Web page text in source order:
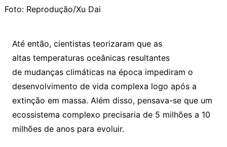
Foto: Reprodução/Xu Dai
Até então, cientistas teorizaram que as
altas temperaturas oceânicas resultantes
de mudanças climáticas na época impediram o
desenvolvimento de vida complexa logo após a
extinção em massa. Além disso, pensava-se que um
ecossistema complexo precisaria de 5 milhões a 10
milhões de anos para evoluir.